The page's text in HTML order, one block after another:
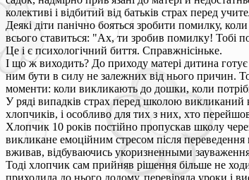
колективі і відбитий від батьків страх перед
Деякі діти панічно бояться зробити помилку,
всього ставиться: "Ах, ти зробив помилку! Тобі
Це і є психологічний биття. Справжнісіньке.
І що ж виходить? До приходу матері дитина
ним бути в силу не залежних від нього причин.
моменти: коли викликають до дошки, коли
У ряді випадків страх перед школою викликаний
хлопчиків, і особливо для тих з них, хто
Хлопчик 10 років постійно пропускав школу
викликане емоційним стресом після
вживав, відбуваючись укоризненными
Тоді хлопчик сам прийняв рішення більше не
приходила до нього додому, перевіряла уроки і